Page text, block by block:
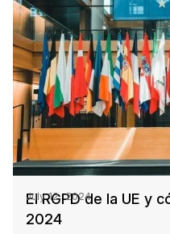
El RGPD de la UE y
2024
July 12, 2024